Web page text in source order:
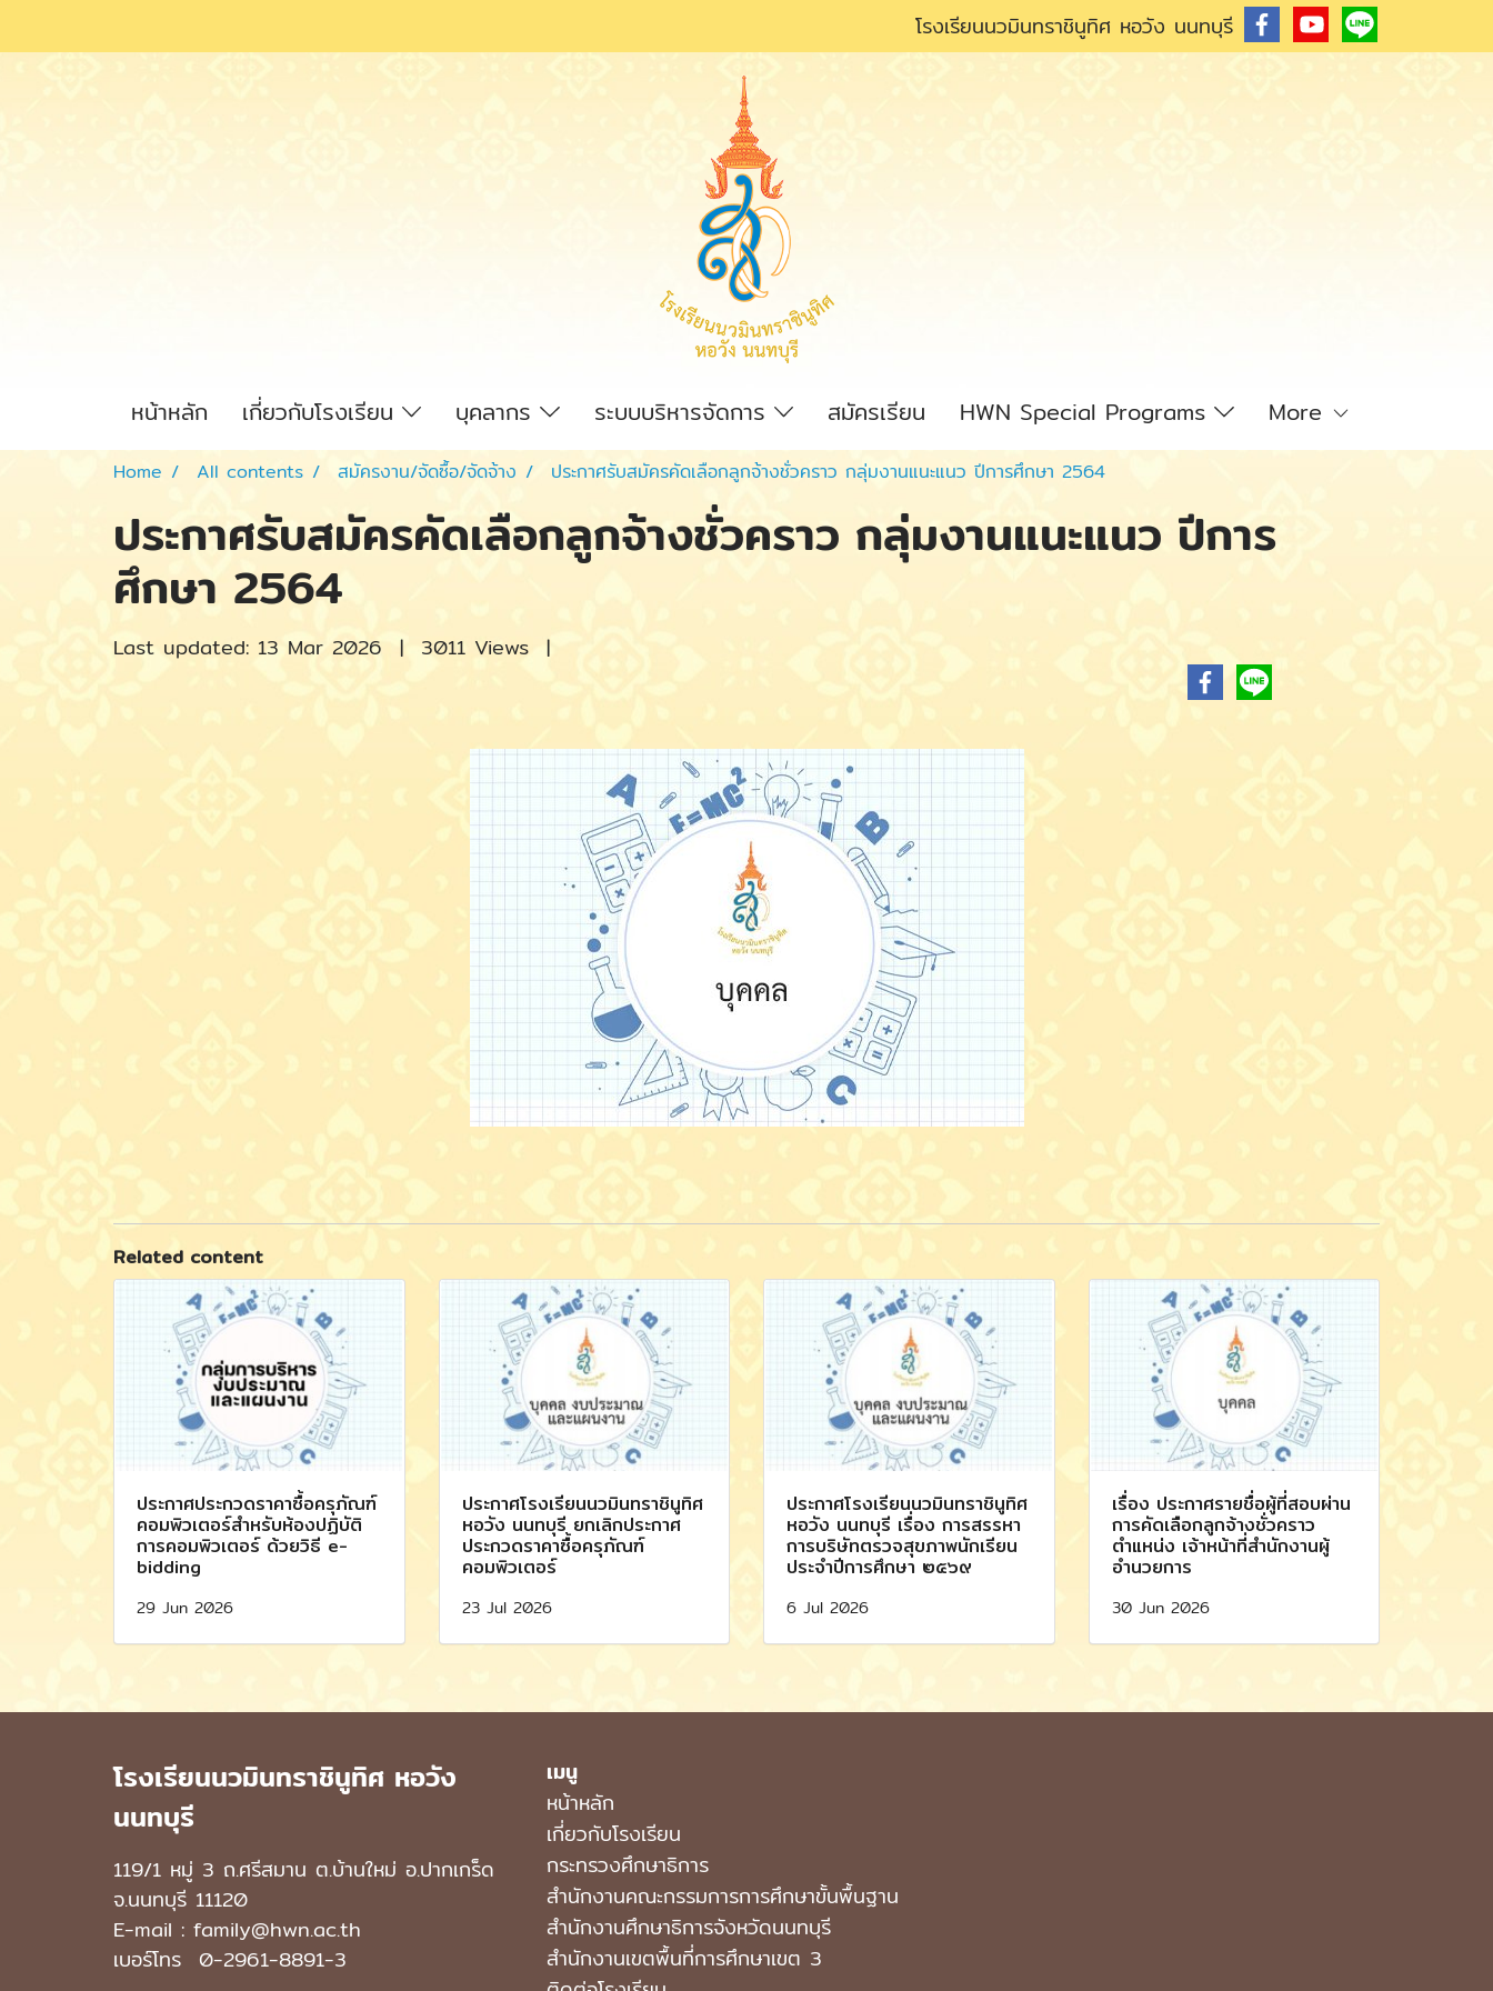
โรงเรียนนวมินทราชินูทิศ หอวัง นนทบุรี
หน้าหลัก เกี่ยวกับโรงเรียน บุคลากร ระบบบริหารจัดการ สมัครเรียน HWN Special Programs More
Home All contents สมัครงาน/จัดซื้อ/จัดจ้าง ประกาศรับสมัครคัดเลือกลูกจ้างชั่วคราว กลุ่มงานแนะแนว ปีการศึกษา 2564
ประกาศรับสมัครคัดเลือกลูกจ้างชั่วคราว กลุ่มงานแนะแนว ปีการ
ศึกษา 2564
Last updated: 13 Mar 2026 | 3011 Views |
Related content
ประกาศประกวดราคาซื้อครุภัณฑ์
คอมพิวเตอร์สำหรับห้องปฏิบัติ
การคอมพิวเตอร์ ด้วยวิธี e-
bidding
29 Jun 2026
ประกาศโรงเรียนนวมินทราชินูทิศ
หอวัง นนทบุรี ยกเลิกประกาศ
ประกวดราคาซื้อครุภัณฑ์
คอมพิวเตอร์
23 Jul 2026
ประกาศโรงเรียนนวมินทราชินูทิศ
หอวัง นนทบุรี เรื่อง การสรรหา
การบริษัทตรวจสุขภาพนักเรียน
ประจำปีการศึกษา ๒๕๖๙
6 Jul 2026
เรื่อง ประกาศรายชื่อผู้ที่สอบผ่าน
การคัดเลือกลูกจ้างชั่วคราว
ตำแหน่ง เจ้าหน้าที่สำนักงานผู้
อำนวยการ
30 Jun 2026
โรงเรียนนวมินทราชินูทิศ หอวัง
นนทบุรี
119/1 หมู่ 3 ถ.ศรีสมาน ต.บ้านใหม่ อ.ปากเกร็ด
จ.นนทบุรี 11120
E-mail : family@hwn.ac.th
เบอร์โทร 0-2961-8891-3
เมนู
หน้าหลัก
เกี่ยวกับโรงเรียน
กระทรวงศึกษาธิการ
สำนักงานคณะกรรมการการศึกษาขั้นพื้นฐาน
สำนักงานศึกษาธิการจังหวัดนนทบุรี
สำนักงานเขตพื้นที่การศึกษาเขต 3